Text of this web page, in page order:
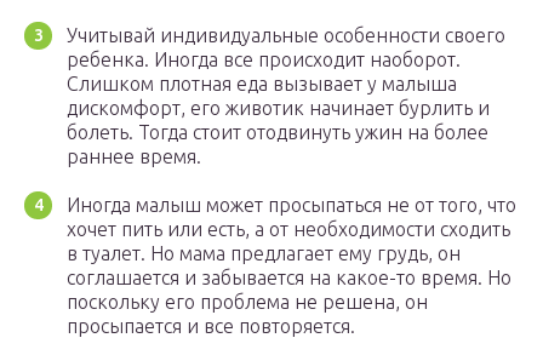
Учитывай индивидуальные особенности своего
ребенка. Иногда все происходит наоборот.
Слишком плотная еда вызывает у малыша
дискомфорт, его животик начинает бурлить и
болеть. Тогда стоит отодвинуть ужин на более
раннее время.
Иногда малыш может просыпаться не от того, что
хочет пить или есть, а от необходимости сходить
в туалет. Но мама предлагает ему грудь, он
соглашается и забывается на какое-то время. Но
поскольку его проблема не решена, он
просыпается и все повторяется.